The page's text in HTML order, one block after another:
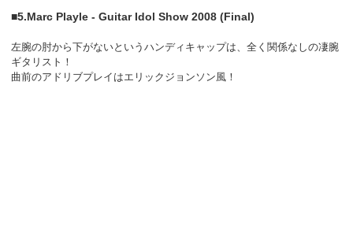
■5.Marc Playle - Guitar Idol Show 2008 (Final)
左腕の肘から下がないというハンディキャップは、全く関係なしの凄腕
ギタリスト！
曲前のアドリブプレイはエリックジョンソン風！